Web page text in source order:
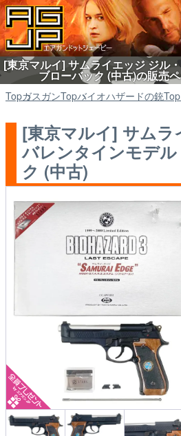
[東京マルイ] サムライエッジ ジル
ブローバック (中古)の販売
TopガスガンTopバイオハザードの銃Top
[東京マルイ] サムラ
バレンタインモデ
ク (中古)